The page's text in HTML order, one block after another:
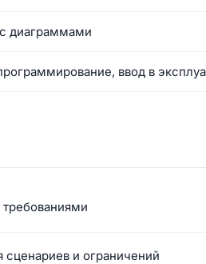
диаграммами
ввод в
и ограничений